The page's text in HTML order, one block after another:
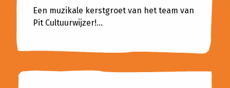
Een muzikale kerstgroet van het team van
Pit Cultuurwijzer!...